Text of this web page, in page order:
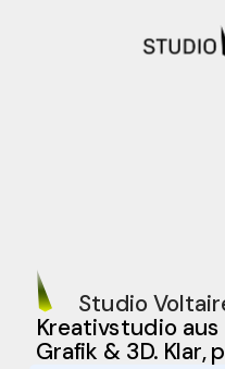
Studio
Kreativstudio
Grafik & 3D. Klar,